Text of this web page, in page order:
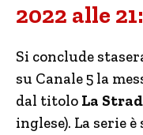
2022 alle
Si conclude
su Canale 5 la
dal titolo La
inglese). La serie